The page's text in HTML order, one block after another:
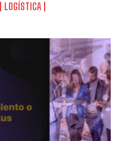
LOGÍSTICA